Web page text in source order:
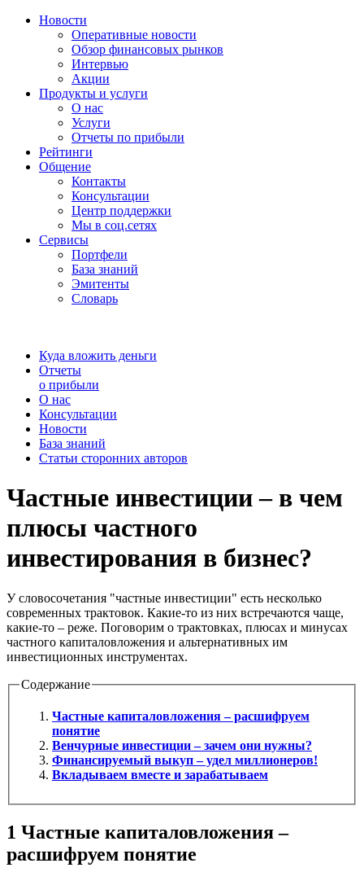
Новости
Оперативные новости
Обзор финансовых рынков
Интервью
Акции
Продукты и услуги
О нас
Услуги
Отчеты по прибыли
Рейтинги
Общение
Контакты
Консультации
Центр поддержки
Мы в соц.сетях
Сервисы
Портфели
База знаний
Эмитенты
Словарь
Куда вложить деньги
Отчеты
о прибыли
О нас
Консультации
Новости
База знаний
Статьи сторонних авторов
Частные инвестиции – в чем
плюсы частного
инвестирования в бизнес?
У словосочетания "частные инвестиции" есть несколько
современных трактовок. Какие-то из них встречаются чаще,
какие-то – реже. Поговорим о трактовках, плюсах и минусах
частного капиталовложения и альтернативных им
инвестиционных инструментах.
Содержание
Частные капиталовложения – расшифруем
понятие
Венчурные инвестиции – зачем они нужны?
Финансируемый выкуп – удел миллионеров!
Вкладываем вместе и зарабатываем
1 Частные капиталовложения –
расшифруем понятие